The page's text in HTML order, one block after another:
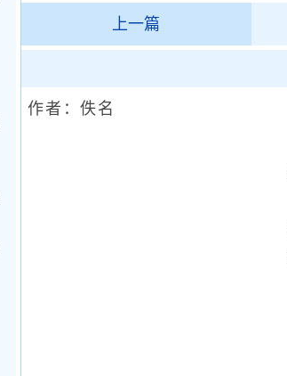
上一篇
作者：佚名